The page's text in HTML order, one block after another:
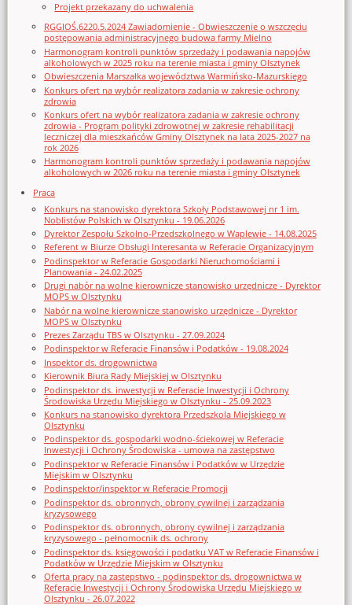
Projekt przekazany do uchwalenia
RGGIOŚ.6220.5.2024 Zawiadomienie - Obwieszczenie o wszczęciu
postępowania administracyjnego budowa farmy Mielno
Harmonogram kontroli punktów sprzedaży i podawania napojów
alkoholowych w 2025 roku na terenie miasta i gminy Olsztynek
Obwieszczenia Marszałka województwa Warmińsko-Mazurskiego
Konkurs ofert na wybór realizatora zadania w zakresie ochrony
zdrowia
Konkurs ofert na wybór realizatora zadania w zakresie ochrony
zdrowia - Program polityki zdrowotnej w zakresie rehabilitacji
leczniczej dla mieszkańców Gminy Olsztynek na lata 2025-2027 na
rok 2026
Harmonogram kontroli punktów sprzedaży i podawania napojów
alkoholowych w 2026 roku na terenie miasta i gminy Olsztynek
Praca
Konkurs na stanowisko dyrektora Szkoły Podstawowej nr 1 im.
Noblistów Polskich w Olsztynku - 19.06.2026
Dyrektor Zespołu Szkolno-Przedszkolnego w Waplewie - 14.08.2025
Referent w Biurze Obsługi Interesanta w Referacie Organizacyjnym
Podinspektor w Referacie Gospodarki Nieruchomościami i
Planowania - 24.02.2025
Drugi nabór na wolne kierownicze stanowisko urzędnicze - Dyrektor
MOPS w Olsztynku
Nabór na wolne kierownicze stanowisko urzędnicze - Dyrektor
MOPS w Olsztynku
Prezes Zarządu TBS w Olsztynku - 27.09.2024
Podinspektor w Referacie Finansów i Podatków - 19.08.2024
Inspektor ds. drogownictwa
Kierownik Biura Rady Miejskiej w Olsztynku
Podinspektor ds. inwestycji w Referacie Inwestycji i Ochrony
Środowiska Urzędu Miejskiego w Olsztynku - 25.09.2023
Konkurs na stanowisko dyrektora Przedszkola Miejskiego w
Olsztynku
Podinspektor ds. gospodarki wodno-ściekowej w Referacie
Inwestycji i Ochrony Środowiska - umowa na zastępstwo
Podinspektor w Referacie Finansów i Podatków w Urzędzie
Miejskim w Olsztynku
Podinspektor/inspektor w Referacie Promocji
Podinspektor ds. obronnych, obrony cywilnej i zarządzania
kryzysowego
Podinspektor ds. obronnych, obrony cywilnej i zarządzania
kryzysowego - pełnomocnik ds. ochrony
Podinspektor ds. księgowości i podatku VAT w Referacie Finansów i
Podatków w Urzędzie Miejskim w Olsztynku
Oferta pracy na zastępstwo - podinspektor ds. drogownictwa w
Referacie Inwestycji i Ochrony Środowiska Urzędu Miejskiego w
Olsztynku - 26.07.2022